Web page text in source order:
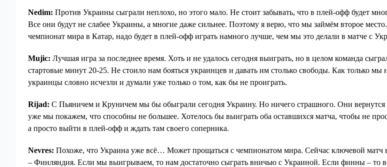
Nedim: Против Украины сыграли неплохо, но этого мало. Не стоит забывать, что в плей-офф будет
Все они будут не слабее Украины, а многие даже сильнее. Поэтому я верю, что мы займём второе
чемпионат мира в Катар, надо будет в плей-офф играть намного лучше, чем мы это делали в матче с
Mujic: Лучшая игра за последнее время. Хоть и не удалось сегодня выиграть, но в целом команда
стартовые минут 20-25. Не стоило нам бояться украинцев и давать им столько свободы. Как только мы
украинцы словно исчезли и думали уже только о том, как бы не проиграть.
Rijad: С Пьяничем и Круничем мы бы обыграли сегодня Украину. Но ничего страшного. Они вернутся
уже мы покажем, что способны не большее. Хотелось бы выиграть оба оставшихся матча, чтобы не
а просто выйти в плей-офф и ждать там своего соперника.
Nevres: Похоже, что Украина уже всё… Может прощаться с чемпионатом мира. Сейчас ключевой матч
– Финляндия. Если мы выигрываем, то нам достаточно сыграть вничью с Украиной. Если финны – то